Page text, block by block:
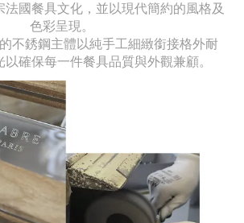
法國餐具文化，並以現代簡約的風格及
色彩呈現。
不銹鋼主體以純手工細緻銜接格外耐
確保每一件餐具品質與外觀兼顧。